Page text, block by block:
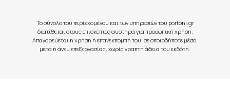
Το σύνολο του περιεχομένου και των υπηρεσιών του portoni.gr
διατίθεται στους επισκέπτες αυστηρά για προσωπική χρήση.
Απαγορεύεται η χρήση ή επανεκπομπή του, σε οποιοδήποτε μέσο,
μετά ή άνευ επεξεργασίας, χωρίς γραπτή άδεια του εκδότη.